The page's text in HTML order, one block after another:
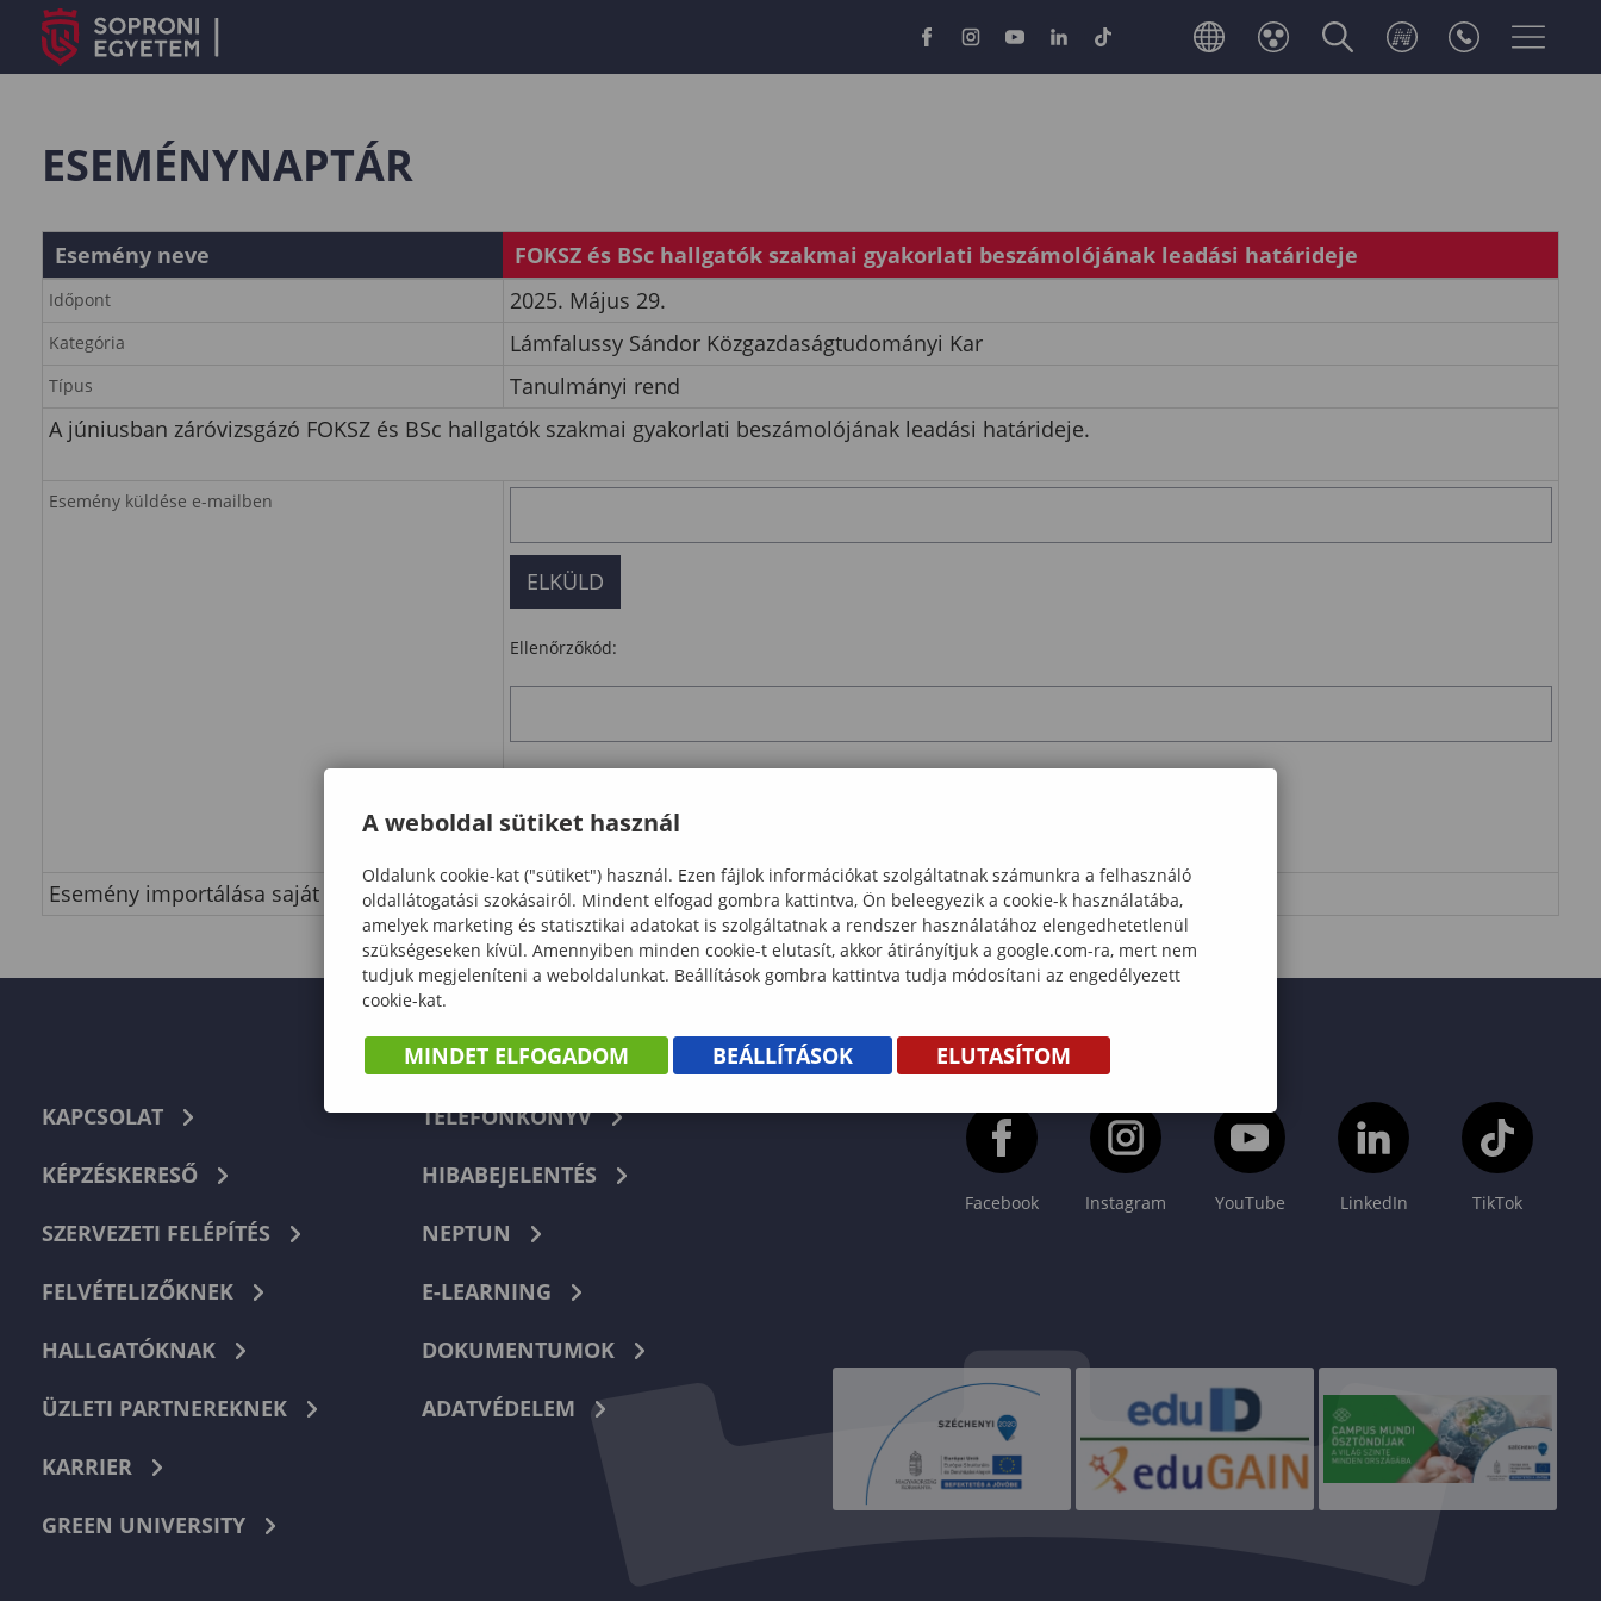
ESEMÉNYNAPTÁR
Esemény neve FOKSZ és BSc hallgatók szakmai gyakorlati beszámolójának leadási határideje
Időpont 2025. Május 29.
Kategória Lámfalussy Sándor Közgazdaságtudományi Kar
Típus
Tanulmányi rend
A júniusban záróvizsgázó FOKSZ és BSc hallgatók szakmai gyakorlati beszámolójának leadási határideje.
Esemény küldése e-mailben
Ellenőrzőkód:
Ellenőrzés
Esemény importálása saját naptárba
letöltés
KAPCSOLAT
KÉPZÉSKERESŐ
SZERVEZETI FELÉPÍTÉS
FELVÉTELIZŐKNEK
HALLGATÓKNAK
ÜZLETI PARTNEREKNEK
KARRIER
GREEN UNIVERSITY
TELEFONKÖNYV
HIBABEJELENTÉS
NEPTUN
E-LEARNING
DOKUMENTUMOK
ADATVÉDELEM
Facebook Instagram YouTube LinkedIn TikTok
A weboldal sütiket használ
Oldalunk cookie-kat ("sütiket") használ. Ezen fájlok információkat szolgáltatnak számunkra a felhasználó
oldallátogatási szokásairól. Mindent elfogad gombra kattintva, Ön beleegyezik a cookie-k használatába,
amelyek marketing és statisztikai adatokat is szolgáltatnak a rendszer használatához elengedhetetlenül
szükségeseken kívül. Amennyiben minden cookie-t elutasít, akkor átirányítjuk a google.com-ra, mert nem
tudjuk megjeleníteni a weboldalunkat. Beállítások gombra kattintva tudja módosítani az engedélyezett
cookie-kat.
MINDET ELFOGADOM BEÁLLÍTÁSOK ELUTASÍTOM